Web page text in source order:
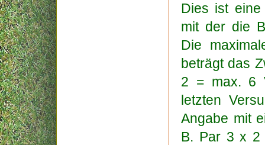
Dies ist
mit der die
Die
beträgt das
2 = max. 6
letzten
Angabe mit
B. Par 3 x 2